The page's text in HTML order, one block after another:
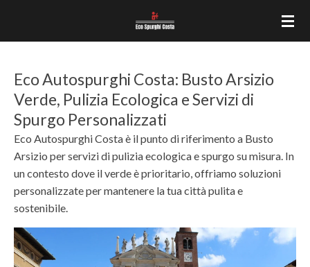
Eco Autospurghi Costa: Busto Arsizio
Verde, Pulizia Ecologica e Servizi di
Spurgo Personalizzati
Eco Autospurghi Costa è il punto di riferimento a Busto
Arsizio per servizi di pulizia ecologica e spurgo su misura. In
un contesto dove il verde è prioritario, offriamo soluzioni
personalizzate per mantenere la tua città pulita e
sostenibile.